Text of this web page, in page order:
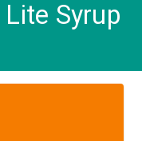
Syrup